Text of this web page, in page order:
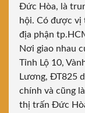
Đức Hòa, là
hội. Có được vị
địa phận
Nơi giao nhau
Tỉnh Lộ 10,
Lương, ĐT825
chính và cũng
thị trấn Đức